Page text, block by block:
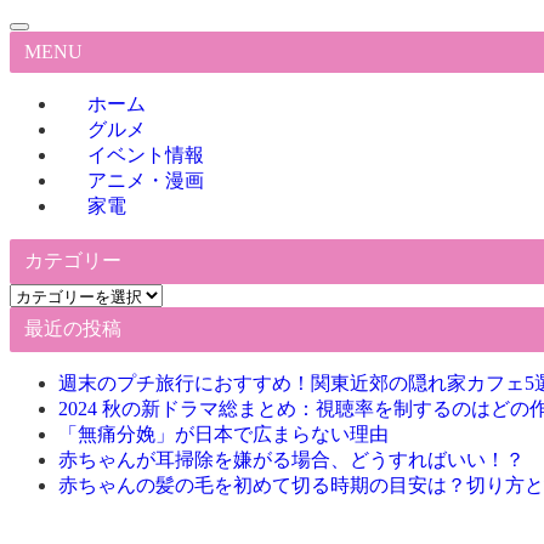
MENU
ホーム
グルメ
イベント情報
アニメ・漫画
家電
カテゴリー
カ
最近の投稿
週末のプチ旅行におすすめ！関東近郊の隠れ家カフェ5
2024 秋の新ドラマ総まとめ：視聴率を制するのはどの
「無痛分娩」が日本で広まらない理由
赤ちゃんが耳掃除を嫌がる場合、どうすればいい！？
赤ちゃんの髪の毛を初めて切る時期の目安は？切り方と